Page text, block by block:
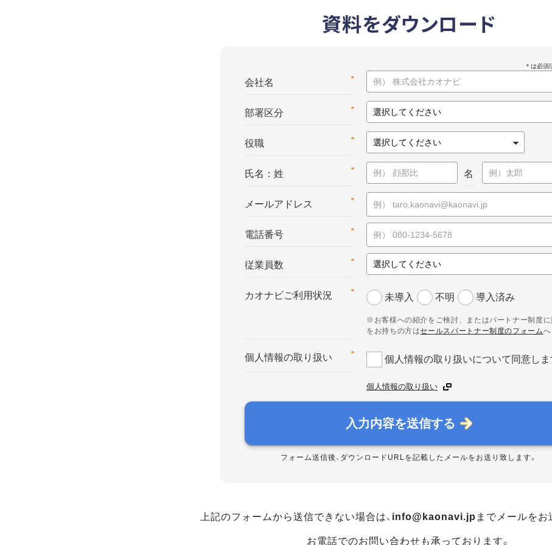
資料をダウンロード
*
会社名
*
部署区分
*
役職
*
氏名：姓 名
*
メールアドレス
*
電話番号
*
従業員数
*
カオナビご利用状況 未導入 不明 導入済み
※お客様への紹介をご検討、またはパートナー制度に
をお持ちの方はセールスパートナー制度のフォームへ
*
個人情報の取り扱い 個人情報の取り扱いについて同意しま
個人情報の取り扱い
入力内容を送信する
フォーム送信後、ダウンロードURLを記載したメールをお送り致します。
上記のフォームから送信できない場合は、 info@kaonavi.jp までメールをお
お電話でのお問い合わせも承っております。